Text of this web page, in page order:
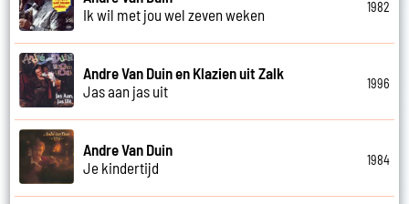
Ik wil met jou wel zeven weken
1982
Andre Van Duin en Klazien uit Zalk
Jas aan jas uit
1996
Andre Van Duin
Je kindertijd
1984